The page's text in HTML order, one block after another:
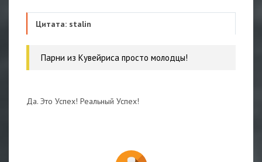
Цитата: stalin
Парни из Кувейриса просто молодцы!
Да. Это Успех! Реальный Успех!